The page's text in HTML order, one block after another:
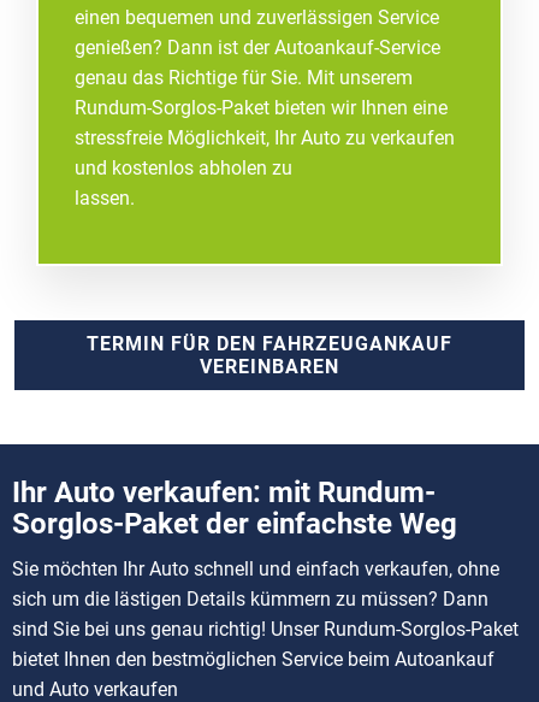
einen bequemen und zuverlässigen Service
genießen? Dann ist der Autoankauf-Service
genau das Richtige für Sie. Mit unserem
Rundum-Sorglos-Paket bieten wir Ihnen eine
stressfreie Möglichkeit, Ihr Auto zu verkaufen
und kostenlos abholen zu
lassen.
TERMIN FÜR DEN FAHRZEUGANKAUF
VEREINBAREN
Ihr Auto verkaufen: mit Rundum-
Sorglos-Paket der einfachste Weg
Sie möchten Ihr Auto schnell und einfach verkaufen, ohne
sich um die lästigen Details kümmern zu müssen? Dann
sind Sie bei uns genau richtig! Unser Rundum-Sorglos-Paket
bietet Ihnen den bestmöglichen Service beim Autoankauf
und Auto verkaufen